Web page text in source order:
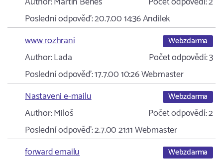
Poslední odpověď:20.7.00 14:36Andilek
www rozhrani
Webzdarma
Author:Lada Počet odpovědí:3
Poslední odpověď:17.7.00 10:26Webmaster
Nastaveni e-mailu
Webzdarma
Author:Miloš Počet odpovědí:2
Poslední odpověď:2.7.00 21:11Webmaster
forward emailu
Webzdarma